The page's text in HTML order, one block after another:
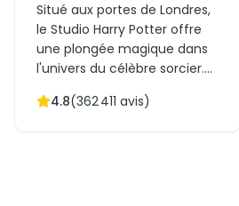
Situé aux portes de Londres,
le Studio Harry Potter offre
une plongée magique dans
l'univers du célèbre sorcier.
Studio Harry Potter, c'est
4.8(362 411 avis)